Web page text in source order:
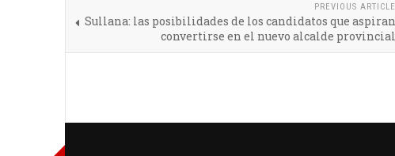
PREVIOUS ARTICLE
Sullana: las posibilidades de los candidatos que aspiran
convertirse en el nuevo alcalde provincial